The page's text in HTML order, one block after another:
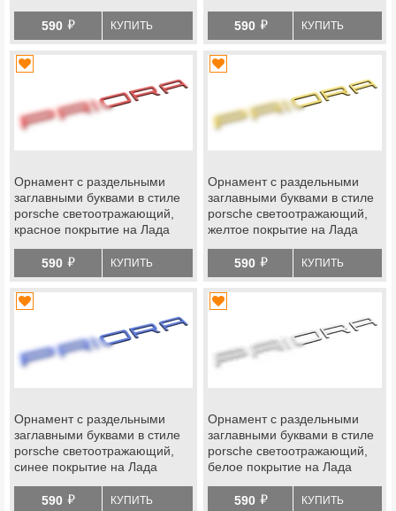
590 й КУПИТЬ 590 й КУПИТЬ
Орнамент с раздельными
заглавными буквами в стиле
porsche светоотражающий,
красное покрытие на Лада
590 й КУПИТЬ
Орнамент с раздельными
заглавными буквами в стиле
porsche светоотражающий,
желтое покрытие на Лада
590 й КУПИТЬ
Орнамент с раздельными
заглавными буквами в стиле
porsche светоотражающий,
синее покрытие на Лада
590 й КУПИТЬ
Орнамент с раздельными
заглавными буквами в стиле
porsche светоотражающий,
белое покрытие на Лада
590 й КУПИТЬ